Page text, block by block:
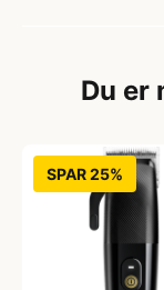
Du er
SPAR 25%